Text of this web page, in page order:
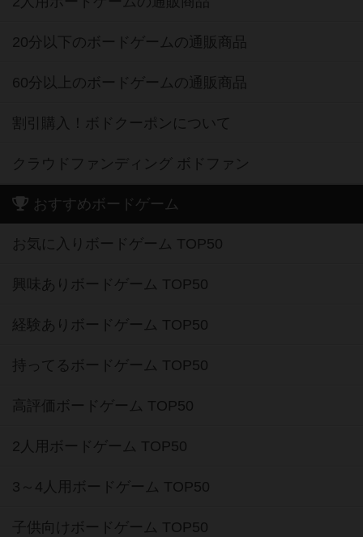
20分以下のボードゲームの通販商品
60分以上のボードゲームの通販商品
割引購入！ボドクーポンについて
クラウドファンディング ボドファン
おすすめボードゲーム
お気に入りボードゲーム TOP50
興味ありボードゲーム TOP50
経験ありボードゲーム TOP50
持ってるボードゲーム TOP50
高評価ボードゲーム TOP50
2人用ボードゲーム TOP50
3～4人用ボードゲーム TOP50
子供向けボードゲーム TOP50